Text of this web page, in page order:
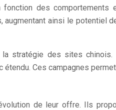
des
ainsi le potentiel
stratégie des sites
Ces campagnes
de leur offre. Ils